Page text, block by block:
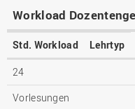
Workload
Std. Workload Lehrtyp
24
Vorlesungen